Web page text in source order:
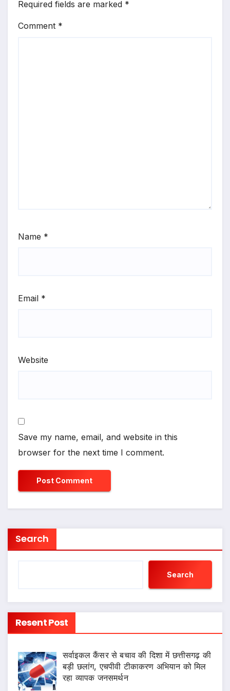
Required fields are marked *
Comment *
Name *
Email *
Website
Save my name, email, and website in this
browser for the next time I comment.
Search
Search
Resent Post
सर्वाइकल कैंसर से बचाव की दिशा में छत्तीसगढ़ की
बड़ी छलांग, एचपीवी टीकाकरण अभियान को मिल
रहा व्यापक जनसमर्थन